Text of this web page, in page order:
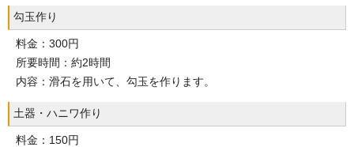
勾玉作り
料金：300円
所要時間：約2時間
内容：滑石を用いて、勾玉を作ります。
土器・ハニワ作り
料金：150円